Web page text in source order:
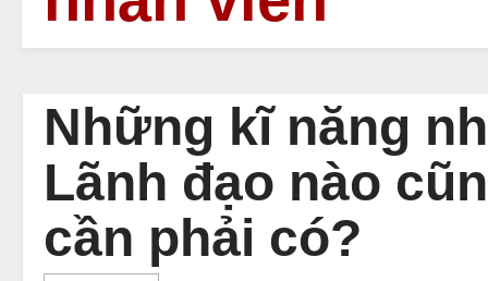
Những kĩ năng
Lãnh đạo nào
cần phải có?